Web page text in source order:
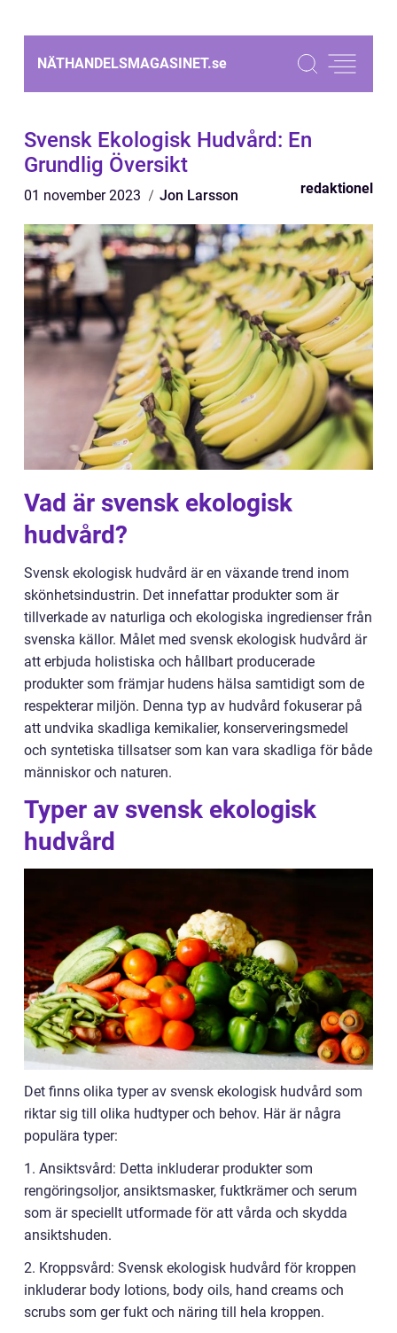
NÄTHANDELSMAGASINET.se
Svensk Ekologisk Hudvård: En
Grundlig Översikt
01 november 2023 Jon Larsson redaktionel
Vad är svensk ekologisk
hudvård?
Svensk ekologisk hudvård är en växande trend inom
skönhetsindustrin. Det innefattar produkter som är
tillverkade av naturliga och ekologiska ingredienser från
svenska källor. Målet med svensk ekologisk hudvård är
att erbjuda holistiska och hållbart producerade
produkter som främjar hudens hälsa samtidigt som de
respekterar miljön. Denna typ av hudvård fokuserar på
att undvika skadliga kemikalier, konserveringsmedel
och syntetiska tillsatser som kan vara skadliga för både
människor och naturen.
Typer av svensk ekologisk
hudvård
Det finns olika typer av svensk ekologisk hudvård som
riktar sig till olika hudtyper och behov. Här är några
populära typer:
1. Ansiktsvård: Detta inkluderar produkter som
rengöringsoljor, ansiktsmasker, fuktkrämer och serum
som är speciellt utformade för att vårda och skydda
ansiktshuden.
2. Kroppsvård: Svensk ekologisk hudvård för kroppen
inkluderar body lotions, body oils, hand creams och
scrubs som ger fukt och näring till hela kroppen.